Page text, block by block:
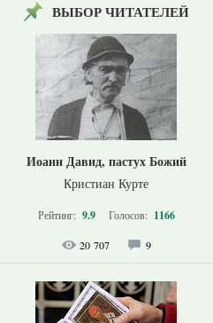
ВЫБОР ЧИТАТЕЛЕЙ
Иоанн Давид, пастух Божий
Кристиан Курте
Рейтинг: 9.9 Голосов: 1166
20 707 9